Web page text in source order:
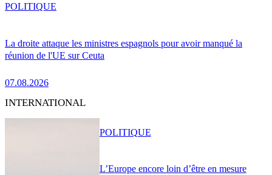
La droite attaque les ministres espagnols pour avoir manqué la
réunion de l'UE sur Ceuta
07.08.2026
POLITIQUE
INTERNATIONAL
L’Europe encore loin d’être en mesure
POLITIQUE